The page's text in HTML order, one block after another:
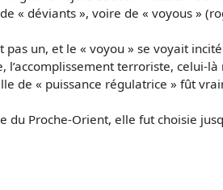
« déviants », voire de « voyous »
pas un, et le « voyou » se voyait
l’accomplissement terroriste, celui-
de « puissance régulatrice » fût
du Proche-Orient, elle fut choisie